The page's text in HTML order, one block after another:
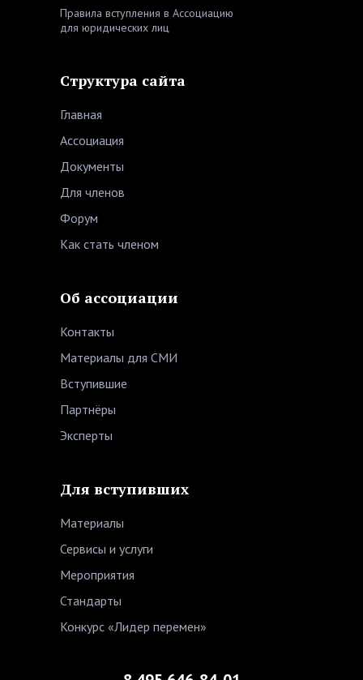
Правила вступления в Ассоциацию
для юридических лиц
Структура сайта
Главная
Ассоциация
Документы
Для членов
Форум
Как стать членом
Об ассоциации
Контакты
Материалы для СМИ
Вступившие
Партнёры
Эксперты
Для вступивших
Материалы
Сервисы и услуги
Мероприятия
Стандарты
Конкурс «Лидер перемен»